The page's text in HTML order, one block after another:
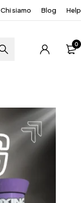
Chi siamo Blog Help
0